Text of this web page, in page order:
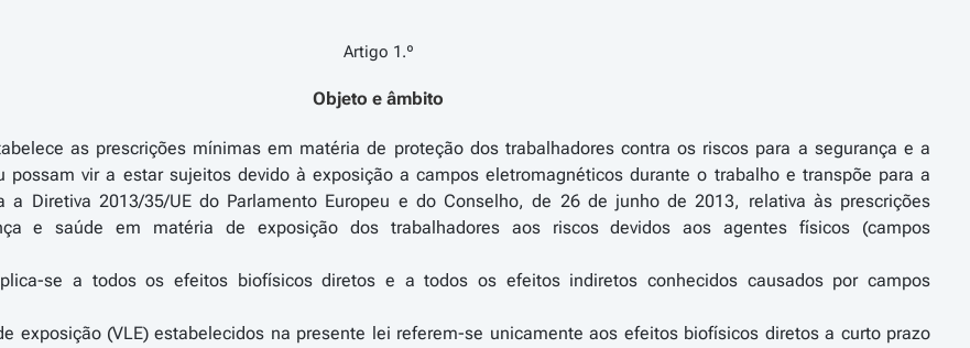
Artigo 1.º
Objeto e âmbito
as prescrições mínimas em matéria de proteção dos trabalhadores contra os riscos para a segurança e a
possam vir a estar sujeitos devido à exposição a campos eletromagnéticos durante o trabalho e transpõe para a
a Diretiva 2013/35/UE do Parlamento Europeu e do Conselho, de 26 de junho de 2013, relativa às prescrições
e saúde em matéria de exposição dos trabalhadores aos riscos devidos aos agentes físicos (campos
se a todos os efeitos biofísicos diretos e a todos os efeitos indiretos conhecidos causados por campos
exposição (VLE) estabelecidos na presente lei referem-se unicamente aos efeitos biofísicos diretos a curto prazo